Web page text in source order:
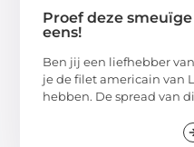
Proef deze
eens!
Ben jij een liefhebber
je de filet americain van
hebben. De spread van